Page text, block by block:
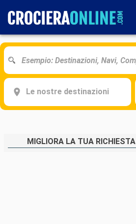
Le nostre destinazioni
MIGLIORA LA TUA RICHIESTA